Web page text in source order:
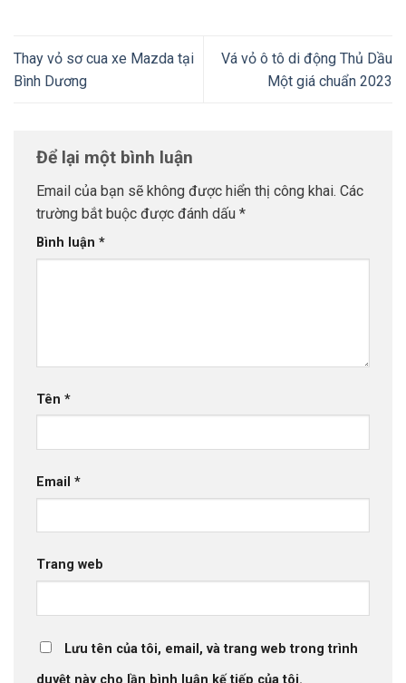
Thay vỏ sơ cua xe Mazda tại
Bình Dương
Vá vỏ ô tô di động Thủ Dầu
Một giá chuẩn 2023
Để lại một bình luận
Email của bạn sẽ không được hiển thị công khai. Các
trường bắt buộc được đánh dấu *
Bình luận *
Tên *
Email *
Trang web
Lưu tên của tôi, email, và trang web trong trình